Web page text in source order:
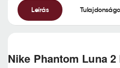
Leírás
Nike Phantom Luna 2